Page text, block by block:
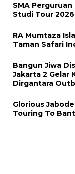
SMA Perguruan
Studi Tour
RA Mumtaza
Taman Safari
Bangun Jiwa
Jakarta 2 Gelar
Dirgantara
Glorious
Touring To